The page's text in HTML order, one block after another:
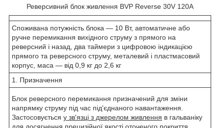
Реверсивний блок живлення BVP Reverse 30V 120A
Споживана потужність блока — 10 Вт, автоматичне або
ручне перемикання вихідного струму з прямого на
реверсний і назад, два таймери з цифровою індикацією
прямого та реверсного струму, металевий і пластмасовий
корпус, маса — від 0,9 кг до 2,6 кг
1. Призначення
Блок реверсного перемикання призначений для зміни
напрямку струму під час під'єднаного навантаження.
Застосовується у зв'язці з джерелом живлення в гальваніку
для досягнення прецизійної якості оточеного покриття.